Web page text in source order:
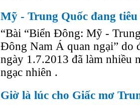
Mỹ - Trung Quốc đang
“Bài “Biển Đông: Mỹ -
Đông Nam Á quan ngại” do
ngày 1.7.2013 đã làm nhiều
ngạc nhiên .
Giờ là lúc cho Giấc mơ